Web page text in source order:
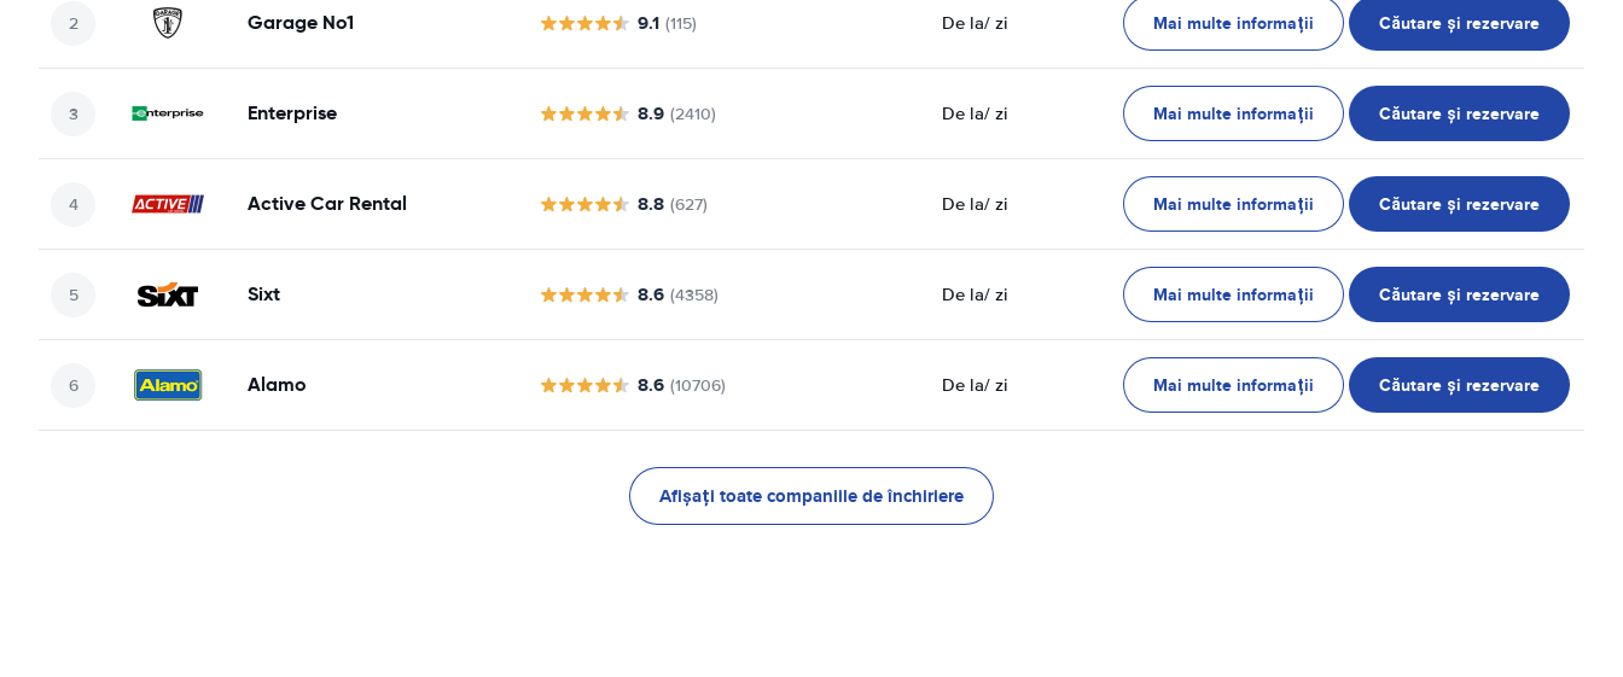
Garage No1 9.1 (115) De la/ zi Mai multe informații Căutare și rezervare
Enterprise 8.9 (2410) De la/ zi Mai multe informații Căutare și rezervare
Active Car Rental 8.8 (627) De la/ zi Mai multe informații Căutare și rezervare
Sixt 8.6 (4358) De la/ zi Mai multe informații Căutare și rezervare
Alamo 8.6 (10706) De la/ zi Mai multe informații Căutare și rezervare
Afișați toate companiile de închiriere